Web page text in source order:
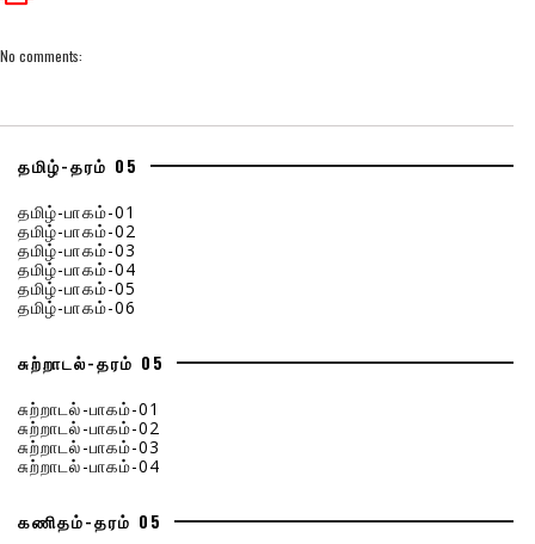
No comments:
தமிழ்-தரம் 05
தமிழ்-பாகம்-01
தமிழ்-பாகம்-02
தமிழ்-பாகம்-03
தமிழ்-பாகம்-04
தமிழ்-பாகம்-05
தமிழ்-பாகம்-06
சுற்றாடல்-தரம் 05
சுற்றாடல்-பாகம்-01
சுற்றாடல்-பாகம்-02
சுற்றாடல்-பாகம்-03
சுற்றாடல்-பாகம்-04
கணிதம்-தரம் 05